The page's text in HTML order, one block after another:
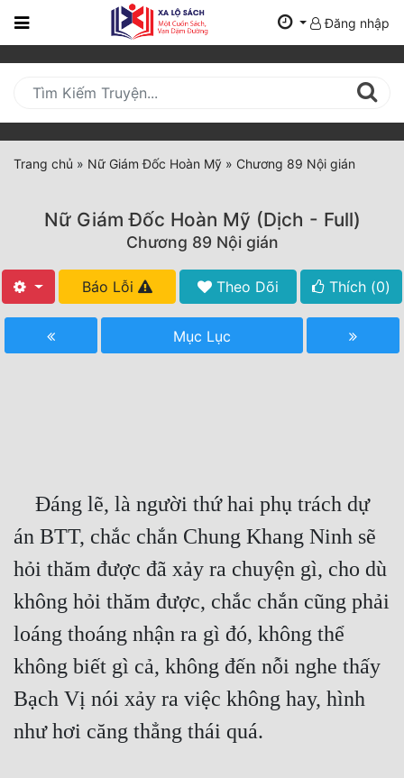
Trang
Mới
Cập
Nhật
(current)
Tất Cả
Truyện Convert
Truyện Dịch
Truyện Nhập Môn
Truyện ngắn
Xa Lộ Dịch
Cung Đấu
Đăng nhập
Trang chủ » Nữ Giám Đốc Hoàn Mỹ » Chương 89 Nội gián
Nữ Giám Đốc Hoàn Mỹ (Dịch - Full)
Chương 89 Nội gián
Báo Lỗi Theo Dõi Thích (0)
Mục Lục
án BTT, chắc chắn Chung Khang Ninh sẽ
hỏi thăm được đã xảy ra chuyện gì, cho dù
không hỏi thăm được, chắc chắn cũng phải
loáng thoáng nhận ra gì đó, không thể
không biết gì cả, không đến nỗi nghe thấy
Bạch Vị nói xảy ra việc không hay, hình
như hơi căng thẳng thái quá.